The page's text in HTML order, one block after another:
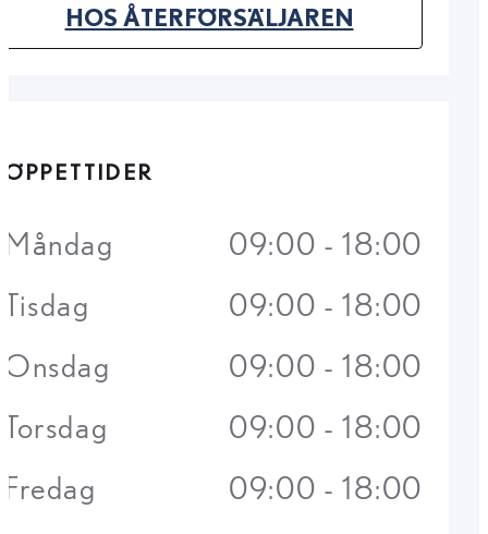
HOS ÅTERFÖRSÄLJAREN
(OPENS IN NEW TAB)
ÖPPETTIDER
Måndag
09:00 - 18:00
Tisdag
09:00 - 18:00
Onsdag
09:00 - 18:00
Torsdag
09:00 - 18:00
Fredag
09:00 - 18:00